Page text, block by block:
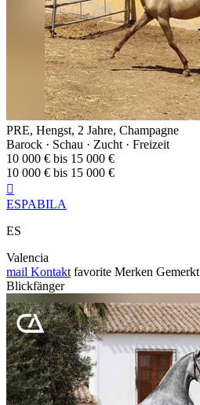
PRE, Hengst, 2 Jahre, Champagne
Barock · Schau · Zucht · Freizeit
10 000 € bis 15 000 €
10 000 € bis 15 000 €

ESPABILA
ES
Valencia
mail Kontakt favorite Merken Gemerkt
Blickfänger